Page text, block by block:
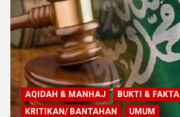
AQIDAH & MANHAJ BUKTI & FAKTA
KRITIKAN/ BANTAHAN
UMUM